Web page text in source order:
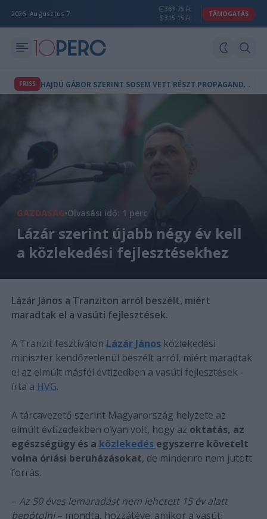
2026. Augusztus 7.
363.75 Ft
315.15 Ft
TÁMOGATÁS
FRISS H
AJDÚ GÁBOR SZERINT SOSEM VETT RÉSZT PROPAGANDAMŰSOROK KÉSZÍTÉSÉBEN
GAZDASÁG Olvasási idő: 1 perc
Lázár szerint újabb négy év kell
a közlekedési fejlesztésekhez
Lázár János a Tranziton arról beszélt, miért
maradtak el a vasúti fejlesztések.
A Tranzit fesztiválon Lázár Jánosközlekedési
miniszter kendőzetlenül beszélt arról, miért maradtak
el az elmúlt másfél évtizedben a vasúti fejlesztések -
írta a HVG.
A tárcavezető szerint Magyarország helyzete az
elmúlt évtizedekben olyan volt, hogy az oktatás, az
egészségügy és a közlekedés egyszerre követelt
volna óriási beruházásokat, de mindenre nem jutott
forrás.
– Az 50 éves lemaradást nem lehetett 15 év alatt
bepótolni– mondta, hozzátéve: amikor a vasúti